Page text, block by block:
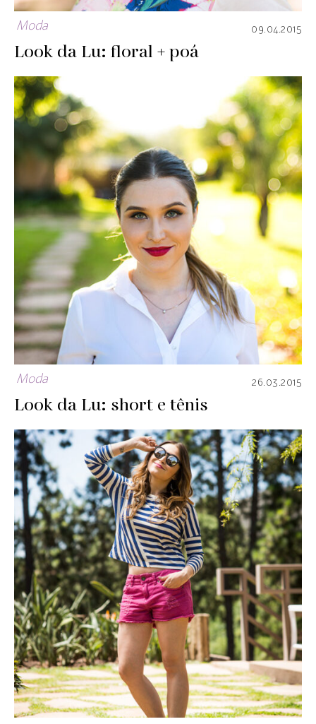
Moda 09.04.2015
Look da Lu: floral + poá
Moda 26.03.2015
Look da Lu: short e tênis